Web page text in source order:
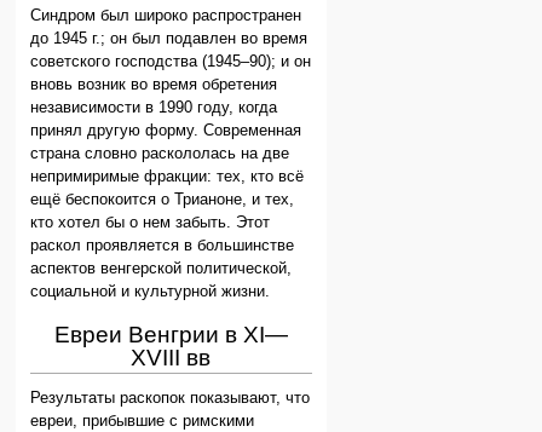
Синдром был широко распространен
до 1945 г.; он был подавлен во время
советского господства (1945–90); и он
вновь возник во время обретения
независимости в 1990 году, когда
принял другую форму. Современная
страна словно раскололась на две
непримиримые фракции: тех, кто всё
ещё беспокоится о Трианоне, и тех,
кто хотел бы о нем забыть. Этот
раскол проявляется в большинстве
аспектов венгерской политической,
социальной и культурной жизни.
Евреи Венгрии в XI—
XVIII вв
Результаты раскопок показывают, что
евреи, прибывшие с римскими